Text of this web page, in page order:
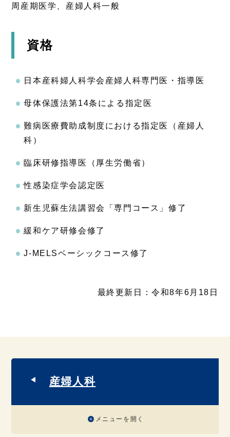
周産期医学、産婦人科一般
資格
日本産科婦人科学会産婦人科専門医・指導医
母体保護法第14条による指定医
難病医療費助成制度における指定医（産婦人
科）
臨床研修指導医（厚生労働省）
性感染症学会認定医
新生児蘇生法講習会「専門コース」修了
緩和ケア研修会修了
J-MELSベーシックコース修了
最終更新日：令和8年6月18日
産婦人科
メニューを開く